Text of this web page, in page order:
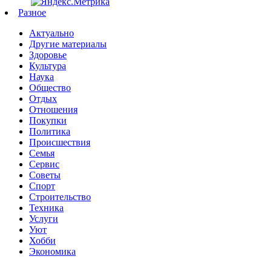
Разное
Актуально
Другие материалы
Здоровье
Культура
Наука
Общество
Отдых
Отношения
Покупки
Политика
Происшествия
Семья
Сервис
Советы
Спорт
Строительство
Техника
Услуги
Уют
Хобби
Экономика